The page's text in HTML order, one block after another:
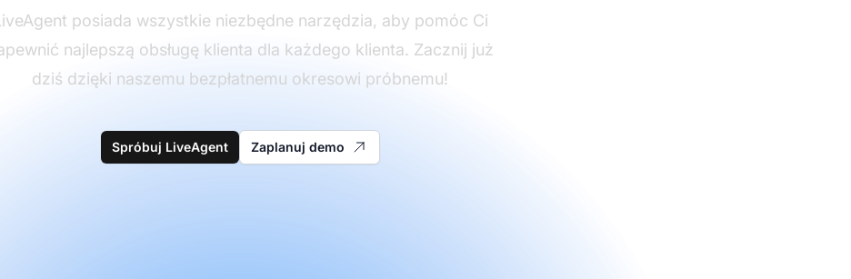
posiada wszystkie niezbędne narzędzia, aby pomóc Ci
najlepszą obsługę klienta dla każdego klienta. Zacznij już
dziś dzięki naszemu bezpłatnemu okresowi próbnemu!
Spróbuj LiveAgent Zaplanuj demo